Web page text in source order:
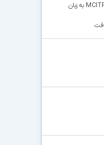
مجموعه فیلم‌های آموزش کامل مدرک MCITP به زبان